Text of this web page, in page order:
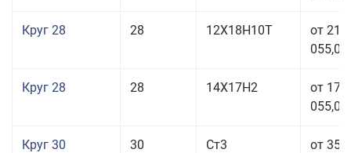
Круг 28 28 12Х18Н10Т
от 210
055,00
Круг 28 28 14Х17Н2
от 179
055,00
Круг 30 30 Ст3
от 35